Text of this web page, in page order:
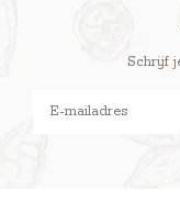
Schrijf